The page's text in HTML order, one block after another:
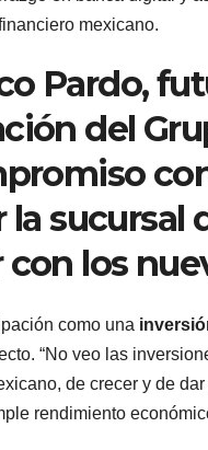
mexicano.
Pardo,
del
sucursal
los
como una
“No veo las
de crecer y de
rendimiento